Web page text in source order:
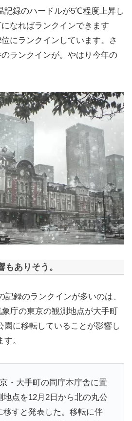
記録のハードルが5℃程度上昇し
なればランクインできます
にランクインしています。さ
ランクインが。やはり今年の
ありそう。
記録のランクインが多いのは、
庁の東京の観測地点が大手町
園に移転していることが影響し
。
・大手町の同庁本庁舎に置
地点を12月2日から北の丸公
移すと発表した。移転に伴